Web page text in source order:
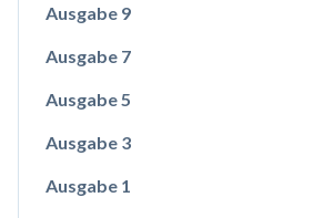
Ausgabe 9
Ausgabe 7
Ausgabe 5
Ausgabe 3
Ausgabe 1